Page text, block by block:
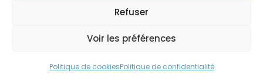
Refuser
Voir les préférences
Politique de cookiesPolitique de confidentialité
Suivre